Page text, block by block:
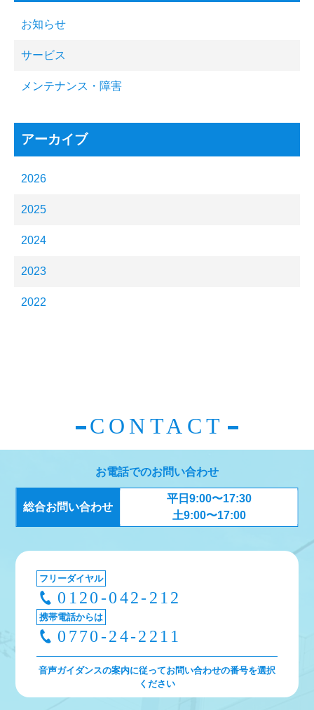
お知らせ
サービス
メンテナンス・障害
アーカイブ
2026
2025
2024
2023
2022
CONTACT
お電話でのお問い合わせ
総合お問い合わせ
平日9:00〜17:30
土9:00〜17:00
フリーダイヤル
0120-042-212
携帯電話からは
0770-24-2211
音声ガイダンスの案内に従ってお問い合わせの番号を選択
ください